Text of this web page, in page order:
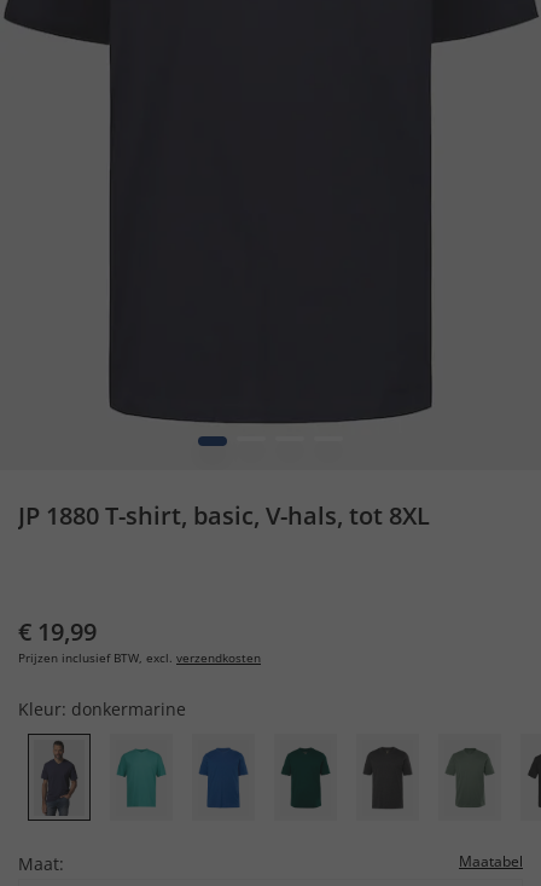
1
JP 1880 T-shirt, basic, V-hals, tot 8XL
€ 19,99
Prijzen inclusief BTW, excl. verzendkosten
Kleur: donkermarine
Maat: Maatabel